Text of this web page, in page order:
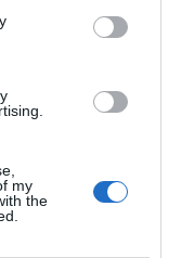
my
the
, ha valorat
edició: “Fa
perquè Moncada
a la música d’arrel i
dir que aquell
e Vents representa